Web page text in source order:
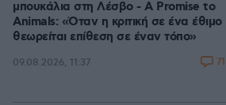
μπουκάλια στη Λέσβο - A Promise to
Animals: «Όταν η κριτική σε ένα έθιμο
θεωρείται επίθεση σε έναν τόπο»
09.08.2026, 11:37 71